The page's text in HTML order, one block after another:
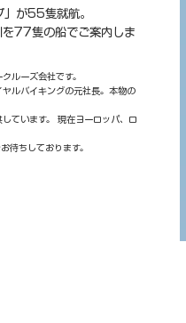
」が55隻就航。
を77隻の船でご案内しま
ルーズ会社です。
ルバイキングの元社長。本物の
ています。 現在ヨーロッパ、ロ
待ちしております。